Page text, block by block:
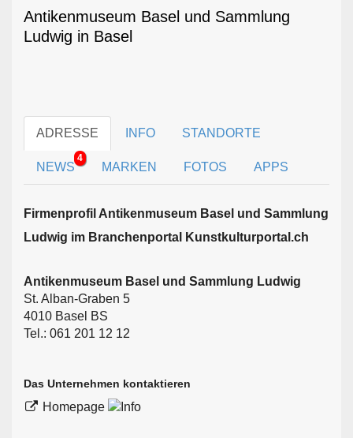
Antikenmuseum Basel und Sammlung
Ludwig in Basel
ADRESSE INFO STANDORTE
NEWS
4
MARKEN FOTOS APPS
Firmen­profil Antikenmuseum Basel und Sammlung
Ludwig im Branchen­portal Kunstkulturportal.ch
Antikenmuseum Basel und Sammlung Ludwig
St. Alban-Graben 5
4010 Basel BS
Tel.: 061 201 12 12
Das Unternehmen kontaktieren
Homepage